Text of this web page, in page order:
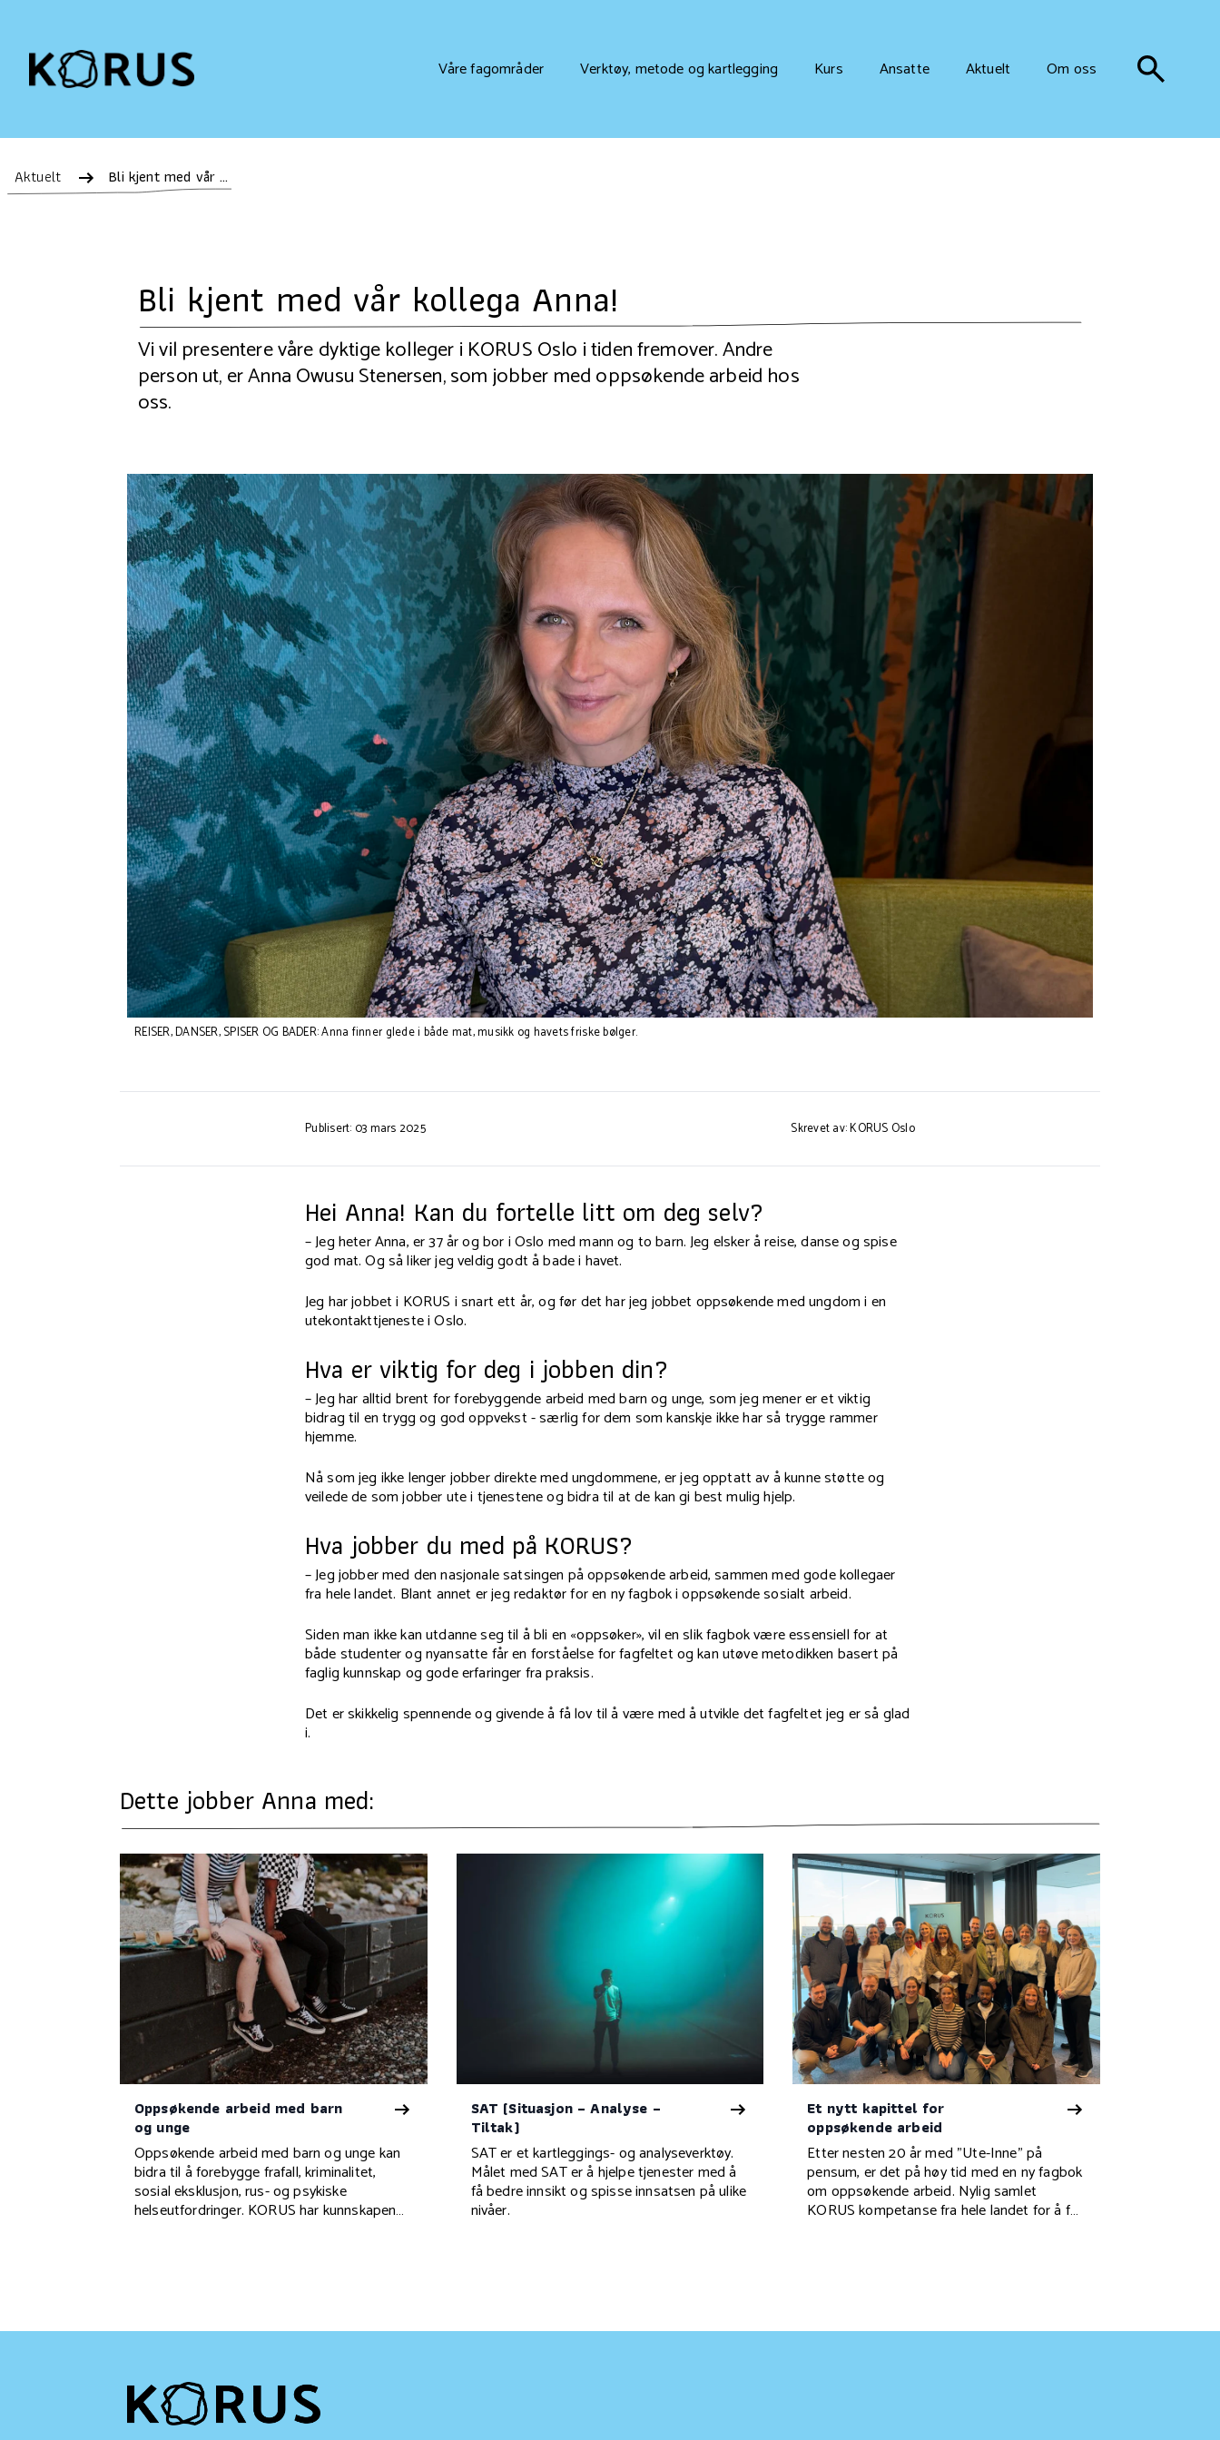
Våre fagområder Verktøy, metode og kartlegging Kurs Ansatte Aktuelt Om oss
Aktuelt Bli kjent med vår kollega Anna!
Bli kjent med vår kollega Anna!
Vi vil presentere våre dyktige kolleger i KORUS Oslo i tiden fremover. Andre
person ut, er Anna Owusu Stenersen, som jobber med oppsøkende arbeid hos
oss.
REISER, DANSER, SPISER OG BADER: Anna finner glede i både mat, musikk og havets friske bølger.
Publisert: 03 mars 2025 Skrevet av: KORUS Oslo
Hei Anna! Kan du fortelle litt om deg selv?
– Jeg heter Anna, er 37 år og bor i Oslo med mann og to barn. Jeg elsker å reise, danse og spise
god mat. Og så liker jeg veldig godt å bade i havet.
Jeg har jobbet i KORUS i snart ett år, og før det har jeg jobbet oppsøkende med ungdom i en
utekontakttjeneste i Oslo.
Hva er viktig for deg i jobben din?
– Jeg har alltid brent for forebyggende arbeid med barn og unge, som jeg mener er et viktig
bidrag til en trygg og god oppvekst - særlig for dem som kanskje ikke har så trygge rammer
hjemme.
Nå som jeg ikke lenger jobber direkte med ungdommene, er jeg opptatt av å kunne støtte og
veilede de som jobber ute i tjenestene og bidra til at de kan gi best mulig hjelp.
Hva jobber du med på KORUS?
– Jeg jobber med den nasjonale satsingen på oppsøkende arbeid, sammen med gode kollegaer
fra hele landet. Blant annet er jeg redaktør for en ny fagbok i oppsøkende sosialt arbeid.
Siden man ikke kan utdanne seg til å bli en «oppsøker», vil en slik fagbok være essensiell for at
både studenter og nyansatte får en forståelse for fagfeltet og kan utøve metodikken basert på
faglig kunnskap og gode erfaringer fra praksis.
Det er skikkelig spennende og givende å få lov til å være med å utvikle det fagfeltet jeg er så glad
i.
Dette jobber Anna med:
Oppsøkende arbeid med barn
og unge
Oppsøkende arbeid med barn og unge kan
bidra til å forebygge frafall, kriminalitet,
sosial eksklusjon, rus- og psykiske
helseutfordringer. KORUS har kunnskapen
SAT (Situasjon – Analyse –
Tiltak)
SAT er et kartleggings- og analyseverktøy.
Målet med SAT er å hjelpe tjenester med å
få bedre innsikt og spisse innsatsen på ulike
nivåer.
Et nytt kapittel for
oppsøkende arbeid
Etter nesten 20 år med "Ute-Inne" på
pensum, er det på høy tid med en ny fagbok
om oppsøkende arbeid. Nylig samlet
KORUS kompetanse fra hele landet for å få